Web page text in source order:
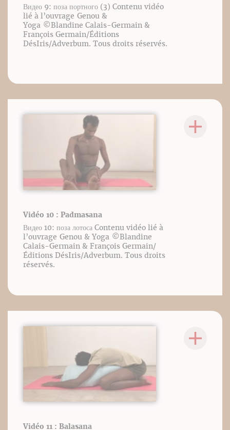
Видео 9: поза портного (3) Contenu vidéo
lié à l’ouvrage Genou &
Yoga ©️Blandine Calais-Germain &
François Germain/Éditions
DésIris/Adverbum. Tous droits réservés.
Vidéo 10 : Padmasana
Видео 10: поза лотоса Contenu vidéo lié à
l’ouvrage Genou & Yoga ©️Blandine
Calais-Germain & François Germain/
Éditions DésIris/Adverbum. Tous droits
réservés.
Vidéo 11 : Balasana